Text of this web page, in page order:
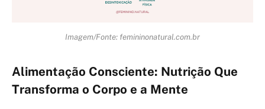
Imagem/Fonte: femininonatural.com.br
Alimentação Consciente: Nutrição Que
Transforma o Corpo e a Mente